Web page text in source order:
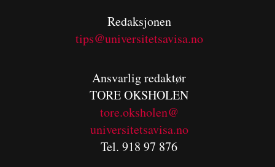
Redaksjonen
tips@universitetsavisa.no
Ansvarlig redaktør
TORE OKSHOLEN
tore.oksholen@
universitetsavisa.no
Tel. 918 97 876